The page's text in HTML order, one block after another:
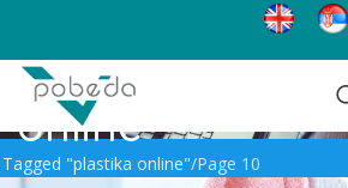
plastika
online
"plastika online" Page 10